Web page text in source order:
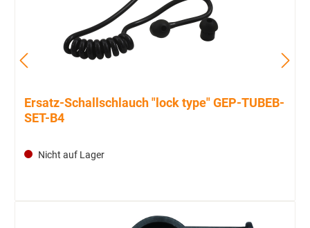
Ersatz-Schallschlauch "lock type" GEP-TUBEB-
SET-B4
Nicht auf Lager